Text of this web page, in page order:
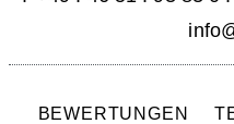
BEWERTUNGEN